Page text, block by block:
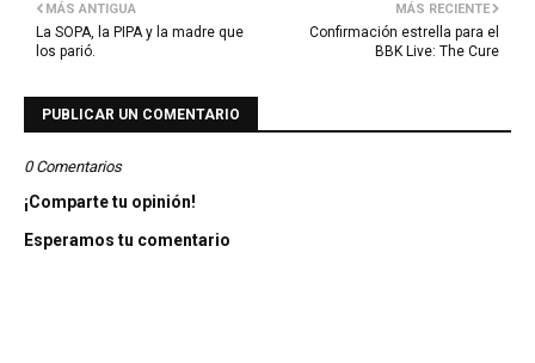
MÁS RECIENTE
Confirmación estrella para el
BBK Live: The Cure
MÁS ANTIGUA
La SOPA, la PIPA y la madre que
los parió.
PUBLICAR UN COMENTARIO
0 Comentarios
¡Comparte tu opinión!
Esperamos tu comentario